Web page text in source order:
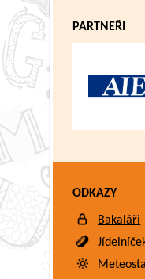
PARTNEŘI
ODKAZY
Bakaláři